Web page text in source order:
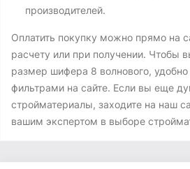
производителей.
Оплатить покупку можно прямо на
расчету или при получении. Чтобы
размер шифера 8 волнового, удобно
фильтрами на сайте. Если вы еще
стройматериалы, заходите на наш
вашим экспертом в выборе